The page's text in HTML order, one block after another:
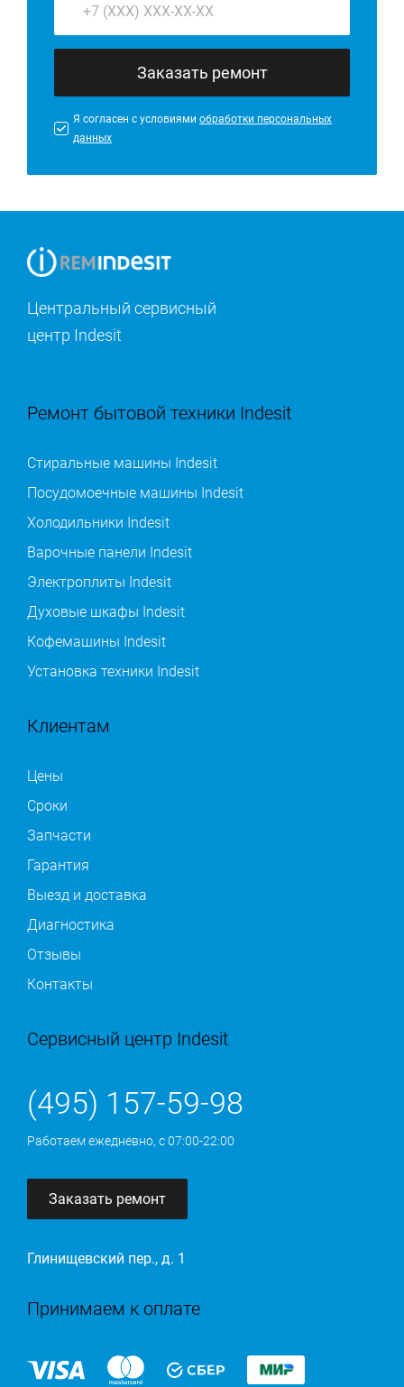
Заказать ремонт
Я согласен с условиями обработки персональных
данных
Центральный сервисный
центр Indesit
Ремонт бытовой техники Indesit
Стиральные машины Indesit
Посудомоечные машины Indesit
Холодильники Indesit
Варочные панели Indesit
Электроплиты Indesit
Духовые шкафы Indesit
Кофемашины Indesit
Установка техники Indesit
Клиентам
Цены
Сроки
Запчасти
Гарантия
Выезд и доставка
Диагностика
Отзывы
Контакты
Сервисный центр Indesit
(495) 157-59-98
Работаем ежедневно, с 07:00-22:00
Заказать ремонт
Глинищевский пер., д. 1
Принимаем к оплате